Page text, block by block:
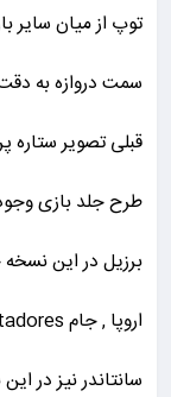
توپ از میان سایر
سمت دروازه به
قبلی تصویر ستاره
برزیل در این
سانتاندر نیز در